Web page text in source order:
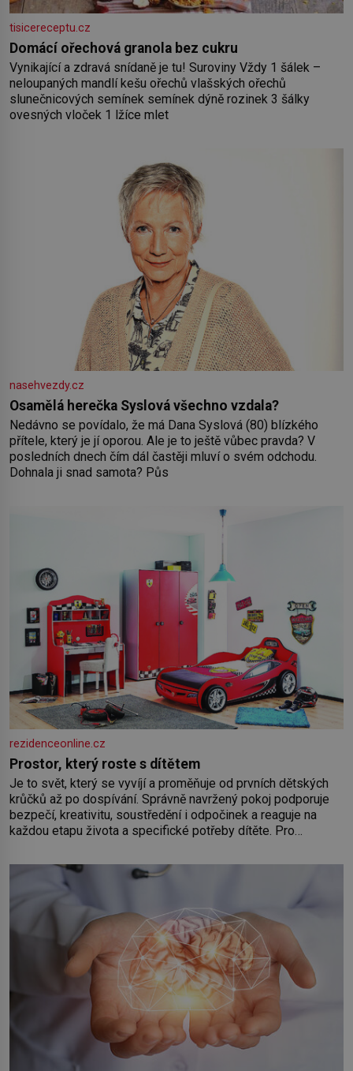
tisicereceptu.cz
Domácí ořechová granola bez cukru
Vynikající a zdravá snídaně je tu! Suroviny Vždy 1 šálek –
neloupaných mandlí kešu ořechů vlašských ořechů
slunečnicových semínek semínek dýně rozinek 3 šálky
ovesných vloček 1 lžíce mlet
nasehvezdy.cz
Osamělá herečka Syslová všechno vzdala?
Nedávno se povídalo, že má Dana Syslová (80) blízkého
přítele, který je jí oporou. Ale je to ještě vůbec pravda? V
posledních dnech čím dál častěji mluví o svém odchodu.
Dohnala ji snad samota? Půs
rezidenceonline.cz
Prostor, který roste s dítětem
Je to svět, který se vyvíjí a proměňuje od prvních dětských
krůčků až po dospívání. Správně navržený pokoj podporuje
bezpečí, kreativitu, soustředění i odpočinek a reaguje na
každou etapu života a specifické potřeby dítěte. Pro
by pokoj miminka měl působit především klidně a útulně.
Předškolní věk je